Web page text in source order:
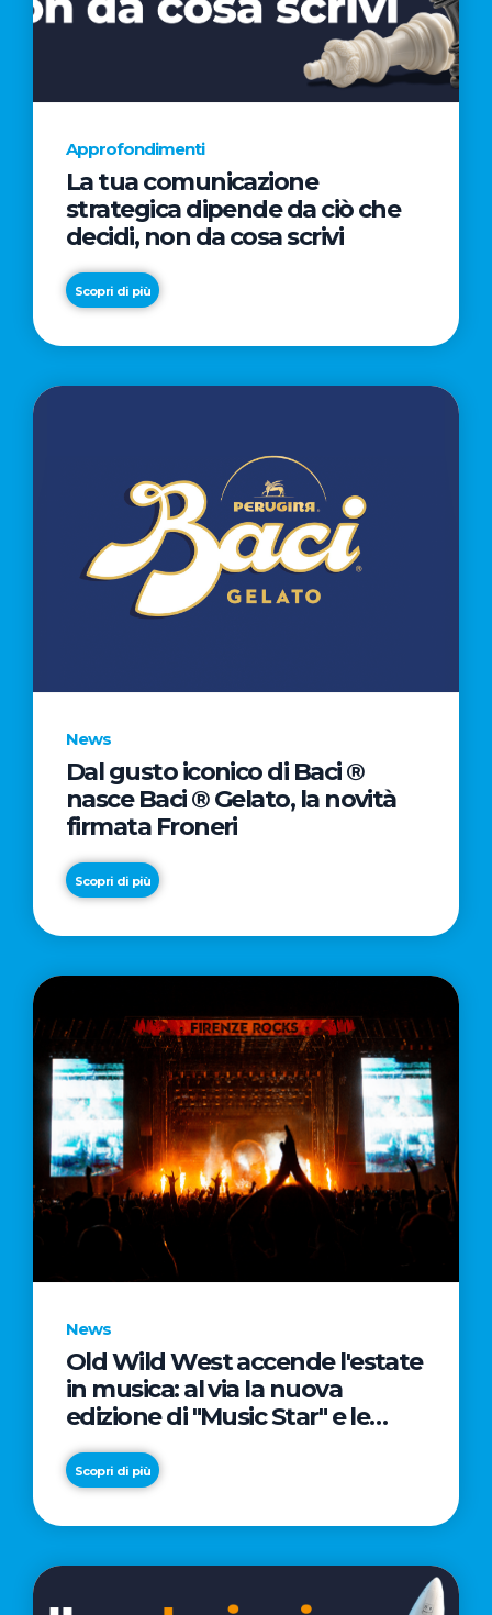
AL
CINEMA
NELLA
CAMPAGNA
REGISTA
PREMIO
OSCAR®
Approfondimenti
La tua comunicazione
strategica dipende da ciò che
decidi, non da cosa scrivi
Scopri di più
News
Dal gusto iconico di Baci ®
nasce Baci ® Gelato, la novità
firmata Froneri
Scopri di più
News
Old Wild West accende l'estate
in musica: al via la nuova
edizione di "Music Star" e le
prestigiose partnership con
Radio Italia e Live Nation
Scopri di più